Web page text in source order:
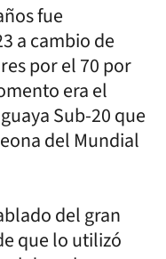
fue
a cambio de
por el 70 por
era el
Sub-20 que
del Mundial
del gran
que lo utilizó